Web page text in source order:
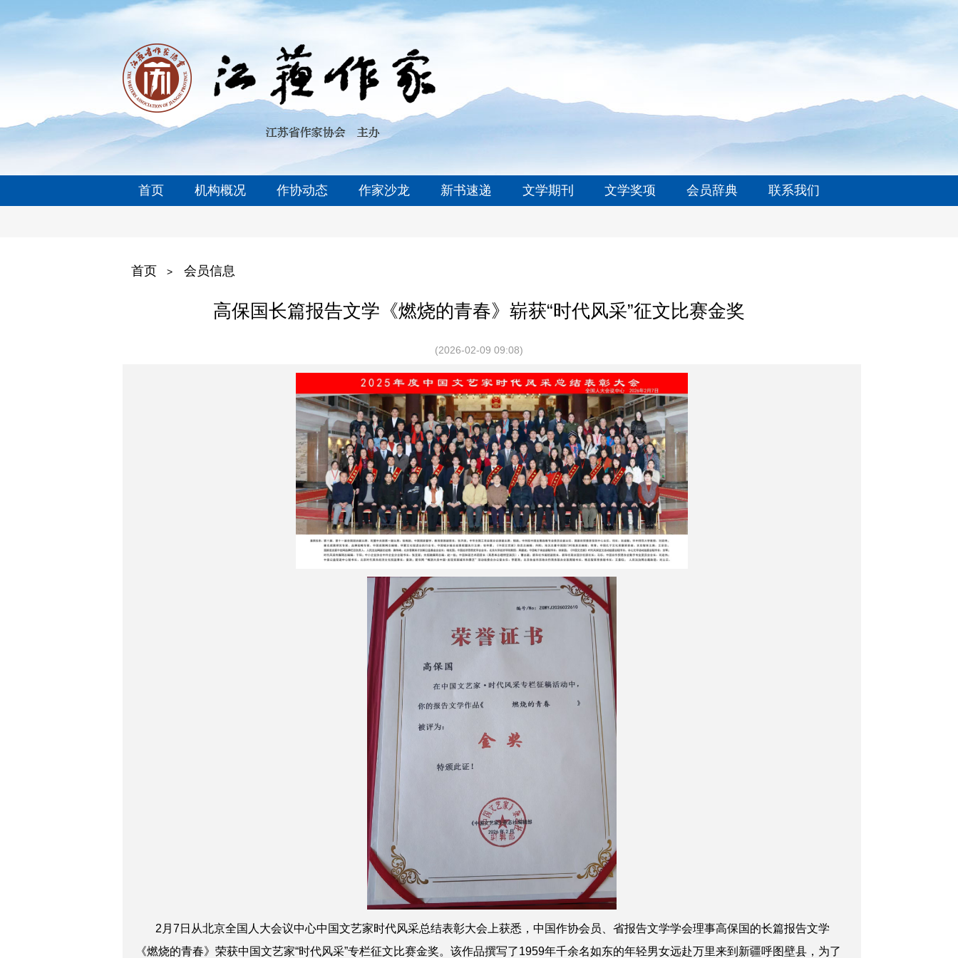
首页 机构概况 作协动态 作家沙龙 新书速递 文学期刊 文学奖项 会员辞典 联系我们
首页 > 会员信息
高保国长篇报告文学《燃烧的青春》崭获“时代风采”征文比赛金奖
(2026-02-09 09:08)
2月7日从北京全国人大会议中心中国文艺家时代风采总结表彰大会上获悉，中国作协会员、省报告文学学会理事高保国的长篇报告文学
《燃烧的青春》荣获中国文艺家“时代风采”专栏征文比赛金奖。该作品撰写了1959年千余名如东的年轻男女远赴万里来到新疆呼图壁县，为了